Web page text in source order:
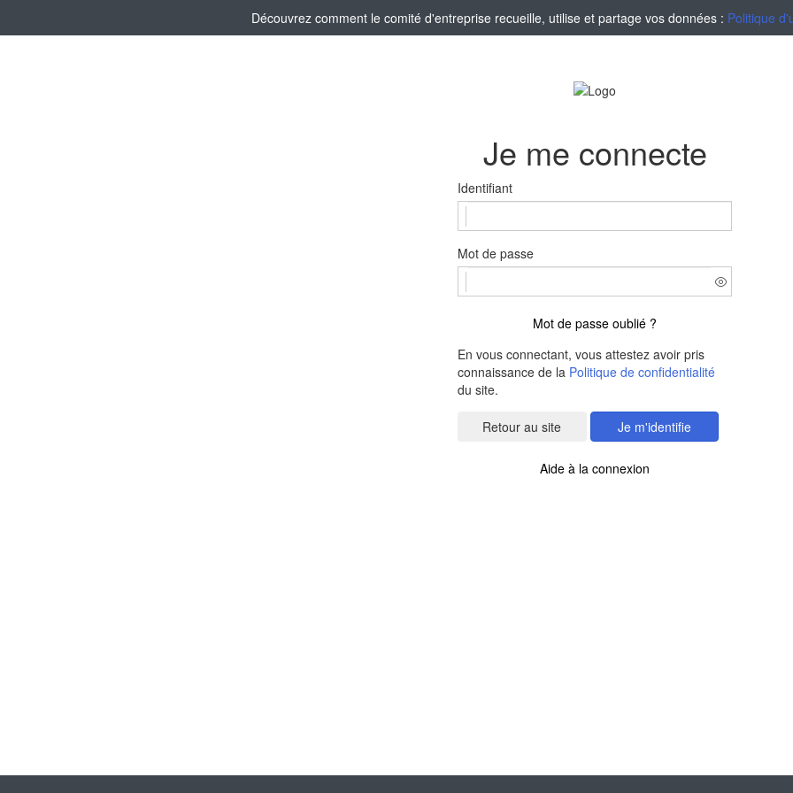
Découvrez comment le comité d'entreprise recueille, utilise et partage vos données : Politique
Je me connecte
Identifiant
Mot de passe
Mot de passe oublié ?
En vous connectant, vous attestez avoir pris
connaissance de la Politique de confidentialité
du site.
Je m'identifie
Aide à la connexion